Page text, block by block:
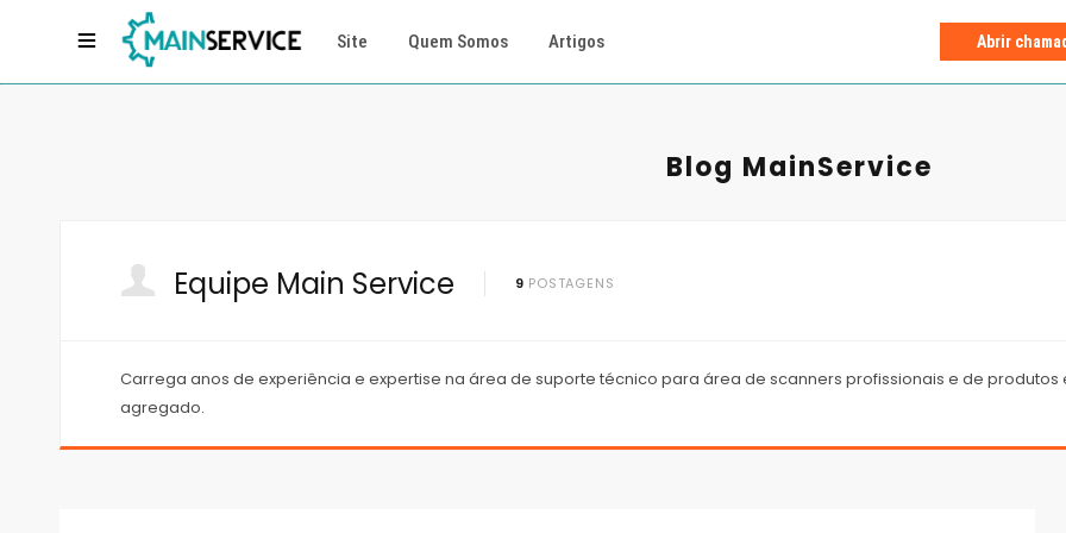
Site Quem Somos Artigos Abrir
Blog MainService
Equipe Main Service 9 POSTAGENS
Carrega anos de experiência e expertise na área de suporte técnico para área de scanners profissionais e de
agregado.